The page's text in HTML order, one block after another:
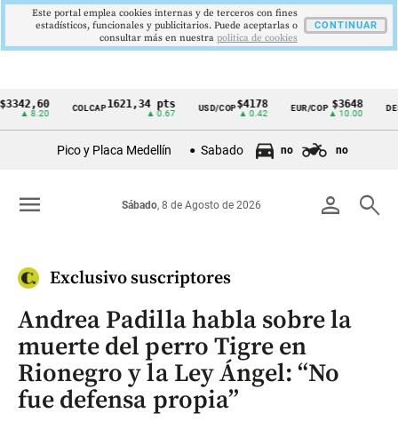
Cintillo
Colombia
8.20
COLCAP1621,34 pts
▲ 0.67
USD/COP$4178
▲ 0.42
EUR/COP $3648
▲ 10.00
Pico y Placa Medellín Sabado no no
person search
Sábado, 8 de Agosto de 2026
menu
Exclusivo suscriptores
Andrea Padilla habla sobre la
muerte del perro Tigre en
Rionegro y la Ley Ángel: “No
fue defensa propia”
Este portal emplea cookies internas y de terceros con fines
estadísticos, funcionales y publicitarios. Puede aceptarlas o
consultar más en nuestra politica de cookies
CONTINUAR